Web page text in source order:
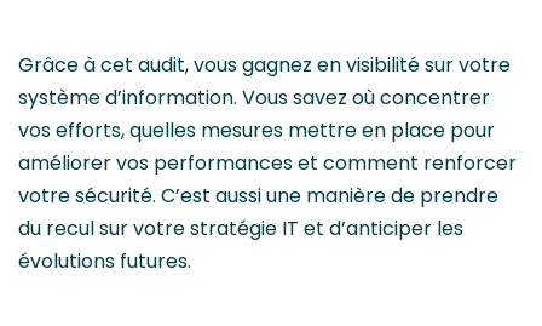
Grâce à cet audit, vous gagnez en visibilité sur votre
système d’information. Vous savez où concentrer
vos efforts, quelles mesures mettre en place pour
améliorer vos performances et comment renforcer
votre sécurité. C’est aussi une manière de prendre
du recul sur votre stratégie IT et d’anticiper les
évolutions futures.